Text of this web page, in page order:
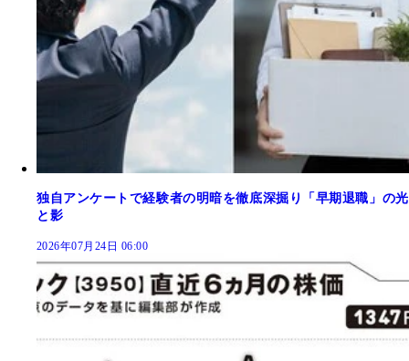
独自アンケートで経験者の明暗を徹底深掘り「早期退職」の光
と影
2026年07月24日 06:00